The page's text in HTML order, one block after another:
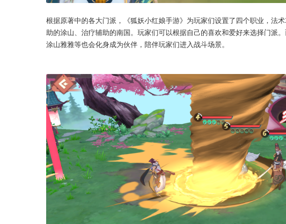
根据原著中的各大门派，《狐妖小红娘手游》为玩家们设置了四个职业，法
助的涂山、治疗辅助的南国。玩家们可以根据自己的喜欢和爱好来选择门派
涂山雅雅等也会化身成为伙伴，陪伴玩家们进入战斗场景。